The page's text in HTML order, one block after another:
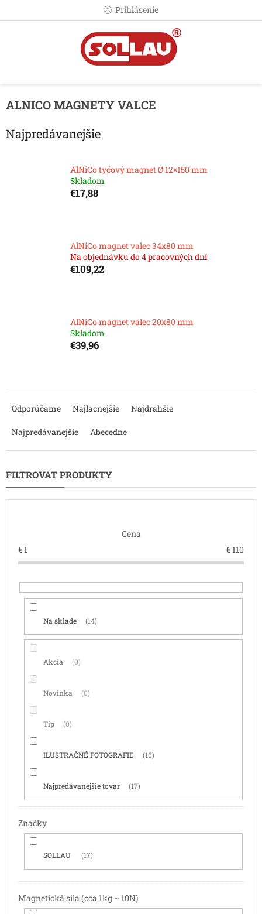
Prihlásenie
ALNICO MAGNETY VALCE
Najpredávanejšie
AlNiCo tyčový magnet Ø 12×150 mm
Skladom
€17,88
AlNiCo magnet valec 34x80 mm
Na objednávku do 4 pracovných dní
€109,22
AlNiCo magnet valec 20x80 mm
Skladom
€39,96
n
e
p
r
Odporúčame Najlacnejšie Najdrahšie
Najpredávanejšie Abecedne
Cena
€1 €110
Na sklade 14
Akcia 0
Novinka 0
Tip 0
ILUSTRAČNÉ FOTOGRAFIE 16
Najpredávanejšie tovar 17
Značky
SOLLAU 17
Magnetická sila (cca 1kg ~ 10N)